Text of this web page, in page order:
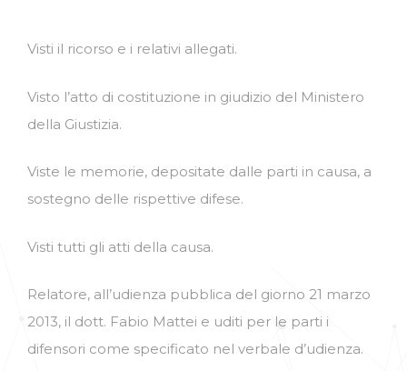
Visti il ricorso e i relativi allegati.
Visto l’atto di costituzione in giudizio del Ministero
della Giustizia.
Viste le memorie, depositate dalle parti in causa, a
sostegno delle rispettive difese.
Visti tutti gli atti della causa.
Relatore, all’udienza pubblica del giorno 21 marzo
2013, il dott. Fabio Mattei e uditi per le parti i
difensori come specificato nel verbale d’udienza.